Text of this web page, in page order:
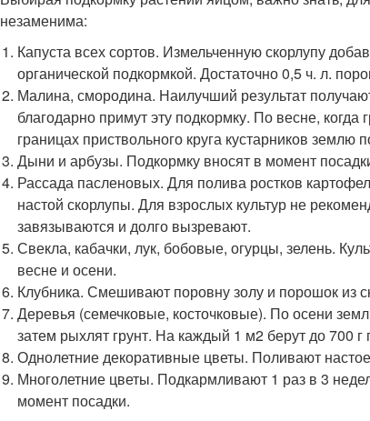
незаменима:
Капуста всех сортов. Измельченную скорлупу
органической подкормкой. Достаточно 0,5 ч. л.
Малина, смородина. Наилучший результат
благодарно примут эту подкормку. По весне, когда
границах приствольного круга кустарников землю
Дыни и арбузы. Подкормку вносят в момент
Рассада пасленовых. Для полива ростков
настой скорлупы. Для взрослых культур не
завязываются и долго вызревают.
Свекла, кабачки, лук, бобовые, огурцы, зелень.
весне и осени.
Клубника. Смешивают поровну золу и порошок из
Деревья (семечковые, косточковые). По осени
затем рыхлят грунт. На каждый 1 м2 берут до 700 г
Однолетние декоративные цветы. Поливают
Многолетние цветы. Подкармливают 1 раз в 3
момент посадки.